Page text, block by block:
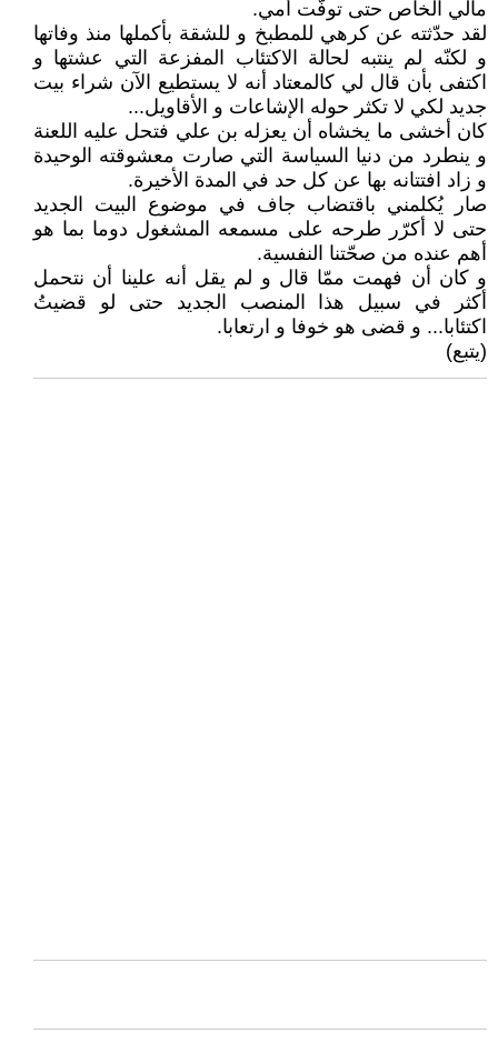
مالي الخاص حتى توفّت أمي.
لقد حدّثته عن كرهي للمطبخ و للشقة بأكملها منذ وفاتها
و لكنّه لم ينتبه لحالة الاكتئاب المفزعة التي عشتها و
اكتفى بأن قال لي كالمعتاد أنه لا يستطيع الآن شراء بيت
جديد لكي لا تكثر حوله الإشاعات و الأقاويل...
كان أخشى ما يخشاه أن يعزله بن علي فتحل عليه اللعنة
و ينطرد من دنيا السياسة التي صارت معشوقته الوحيدة
و زاد افتتانه بها عن كل حد في المدة الأخيرة.
صار يُكلمني باقتضاب جاف في موضوع البيت الجديد
حتى لا أكرّر طرحه على مسمعه المشغول دوما بما هو
أهم عنده من صحّتنا النفسية.
و كان أن فهمت ممّا قال و لم يقل أنه علينا أن نتحمل
أكثر في سبيل هذا المنصب الجديد حتى لو قضيتُ
اكتئابا... و قضى هو خوفا و ارتعابا.
(يتبع)